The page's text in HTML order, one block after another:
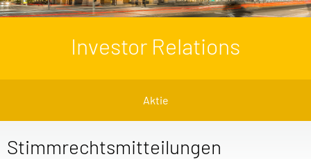
Investor Relations
Aktie
Stimmrechtsmitteilungen